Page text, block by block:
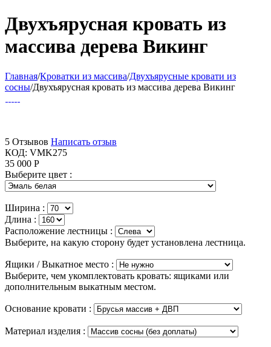
Двухъярусная кровать из
массива дерева Викинг
Главная/Кроватки из массива/Двухъярусные кровати из
сосны/Двухъярусная кровать из массива дерева Викинг
5 Отзывов Написать отзыв
КОД: VMK275
35 000 Р
Выберите цвет :
Ширина :
Длина :
Расположение лестницы :
Выберите, на какую сторону будет установлена лестница.
Ящики / Выкатное место :
Выберите, чем укомплектовать кровать: ящиками или
дополнительным выкатным местом.
Основание кровати :
Материал изделия :